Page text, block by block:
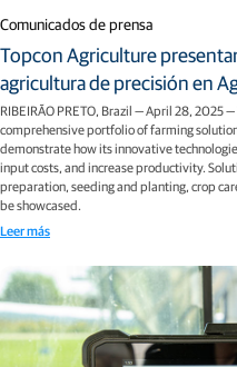
Comunicados de prensa
Topcon Agriculture
agricultura de precisión en
RIBEIRÃO PRETO, Brazil — April 28, 2025
comprehensive portfolio of farming
demonstrate how its innovative
input costs, and increase productivity.
preparation, seeding and planting, crop
be showcased.
Leer más